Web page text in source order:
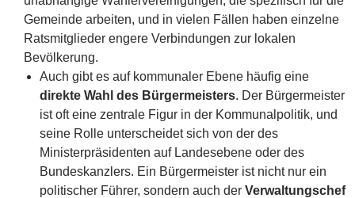
Gemeinde arbeiten, und in vielen Fällen haben einzelne
Ratsmitglieder engere Verbindungen zur lokalen
Bevölkerung.
Auch gibt es auf kommunaler Ebene häufig eine
direkte Wahl des Bürgermeisters. Der Bürgermeister
ist oft eine zentrale Figur in der Kommunalpolitik, und
seine Rolle unterscheidet sich von der des
Ministerpräsidenten auf Landesebene oder des
Bundeskanzlers. Ein Bürgermeister ist nicht nur ein
politischer Führer, sondern auch der Verwaltungschef